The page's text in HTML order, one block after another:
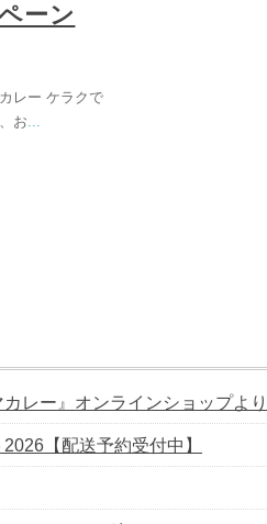
ーン
レー ケラクで
お...
カレー』オンラインショップよ
【配送予約受付中】